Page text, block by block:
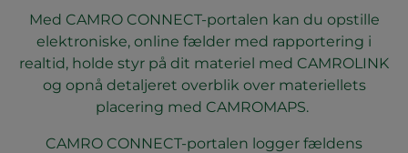
Med CAMRO CONNECT-portalen kan du opstille
elektroniske, online fælder med rapportering i
realtid, holde styr på dit materiel med CAMROLINK
og opnå detaljeret overblik over materiellets
placering med CAMROMAPS.
CAMRO CONNECT-portalen logger fældens